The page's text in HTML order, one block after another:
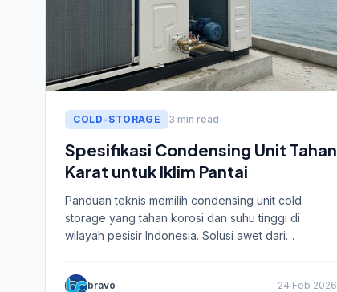
COLD-STORAGE 3 min read
Spesifikasi Condensing Unit Tahan
Karat untuk Iklim Pantai
Panduan teknis memilih condensing unit cold
storage yang tahan korosi dan suhu tinggi di
wilayah pesisir Indonesia. Solusi awet dari
bravo 24 Feb 2026